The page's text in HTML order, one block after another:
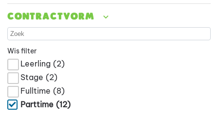
Contractvorm
Wis filter
Leerling (2)
Stage (2)
Fulltime (8)
Parttime (12)